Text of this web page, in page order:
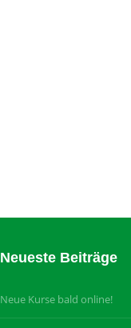
Neueste Beiträge
Neue Kurse bald online!